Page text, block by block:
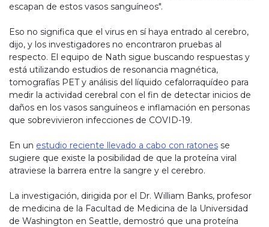
escapan de estos vasos sanguíneos".
Eso no significa que el virus en sí haya entrado al cerebro,
dijo, y los investigadores no encontraron pruebas al
respecto. El equipo de Nath sigue buscando respuestas y
está utilizando estudios de resonancia magnética,
tomografías PET y análisis del líquido cefalorraquídeo para
medir la actividad cerebral con el fin de detectar inicios de
daños en los vasos sanguíneos e inflamación en personas
que sobrevivieron infecciones de COVID-19.
En un estudio reciente llevado a cabo con ratones se
sugiere que existe la posibilidad de que la proteína viral
atraviese la barrera entre la sangre y el cerebro.
La investigación, dirigida por el Dr. William Banks, profesor
de medicina de la Facultad de Medicina de la Universidad
de Washington en Seattle, demostró que una proteína